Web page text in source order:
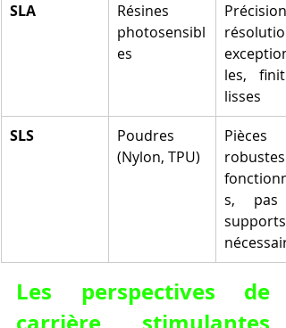
SLA
Résines
photosensibl
es
résolution
les,
lisses
SLS
Poudres
(Nylon, TPU)
Pièces
s, pas
supports
Les perspectives de